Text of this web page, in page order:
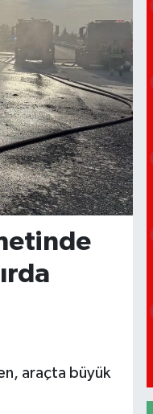
araçta büyük